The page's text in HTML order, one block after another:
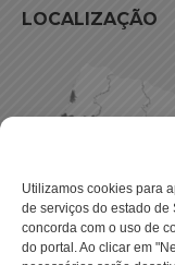
Utilizamos cookies para
de serviços do estado de
concorda com o uso de
do portal. Ao clicar em
LOCALIZAÇÃO